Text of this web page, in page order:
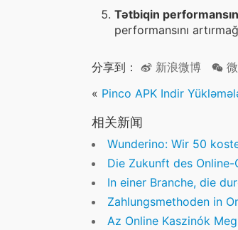
Tətbiqin
performansını
分享到： 新浪微博
« Pinco APK Indir
相关新闻
Wunderino: Wir 50 kostenlose Spins auf Ho-Ho-Ho Keine
Die Zukunft des Online-Glücksspiels: Trends,
In einer Branche, die durch Innovation und
Zahlungsmethoden in Online-
Az Online Kaszinók Megbízhatósága a